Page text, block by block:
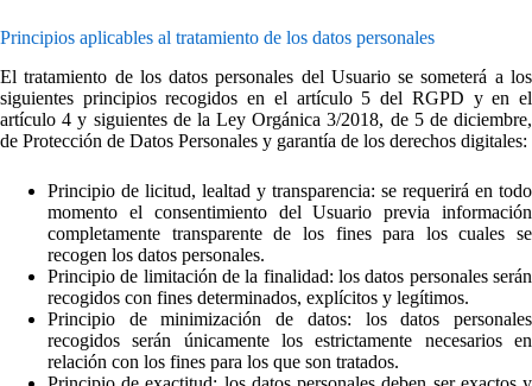
Principios aplicables al tratamiento de los datos personales
El tratamiento de los datos personales del Usuario se someterá a los
siguientes principios recogidos en el artículo 5 del RGPD y en el
artículo 4 y siguientes de la Ley Orgánica 3/2018, de 5 de diciembre,
de Protección de Datos Personales y garantía de los derechos digitales:
Principio de licitud, lealtad y transparencia: se requerirá en todo
momento el consentimiento del Usuario previa información
completamente transparente de los fines para los cuales se
recogen los datos personales.
Principio de limitación de la finalidad: los datos personales serán
recogidos con fines determinados, explícitos y legítimos.
Principio de minimización de datos: los datos personales
recogidos serán únicamente los estrictamente necesarios en
relación con los fines para los que son tratados.